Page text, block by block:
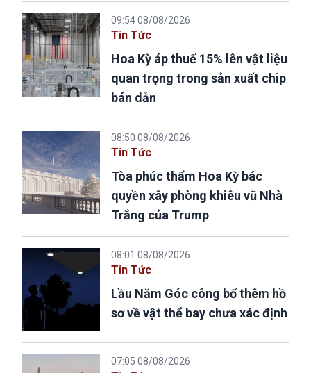
09:54 08/08/2026
Tin Tức
Hoa Kỳ áp thuế 15% lên vật liệu
quan trọng trong sản xuất chip
bán dẫn
08:50 08/08/2026
Tin Tức
Tòa phúc thẩm Hoa Kỳ bác
quyền xây phòng khiêu vũ Nhà
Trắng của Trump
08:01 08/08/2026
Tin Tức
Lầu Năm Góc công bố thêm hồ
sơ về vật thể bay chưa xác định
07:05 08/08/2026